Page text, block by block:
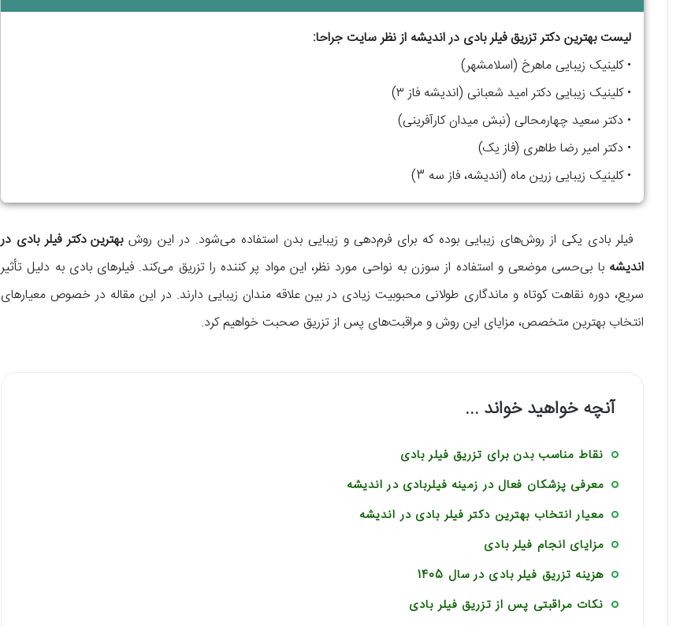
لیست بهترین دکتر تزریق فیلر بادی در اندیشه از نظر سایت جراحا:
• کلینیک زیبایی ماهرخ (اسلامشهر)
• کلینیک زیبایی دکتر امید شعبانی (اندیشه فاز ۳)
• دکتر سعید چهارمحالی (نبش میدان کارآفرینی)
• دکتر امیر رضا طاهری (فاز یک)
• کلینیک زیبایی زرین ماه (اندیشه، فاز سه 3)
فیلر بادی یکی از روش‌های زیبایی بوده که برای فرم‌دهی و زیبایی بدن استفاده می‌شود. در این روشبهترین دکتر فیلر بادی در
اندیشه با بی‌حسی موضعی و استفاده از سوزن به نواحی مورد نظر، این مواد پر کننده را تزریق می‌کند. فیلرهای بادی به دلیل تأثیر
سریع، دوره نقاهت کوتاه و ماندگاری طولانی محبوبیت زیادی در بین علاقه مندان زیبایی دارند. در این مقاله در خصوص معیارهای
انتخاب بهترین متخصص، مزایای این روش و مراقبت‌های پس از تزریق صحبت خواهیم کرد.
آنچه خواهید خواند ...
نقاط مناسب بدن برای تزریق فیلر بادی
معرفی پزشکان فعال در زمینه فیلربادی در اندیشه
معیار انتخاب بهترین دکتر فیلر بادی در اندیشه
مزایای انجام فیلر بادی
هزینه تزریق فیلر بادی در سال 1405
نکات مراقبتی پس از تزریق فیلر بادی